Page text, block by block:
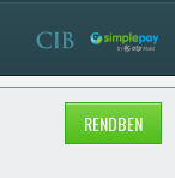
RENDBEN